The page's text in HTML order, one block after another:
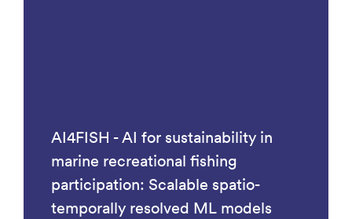
AI4FISH - AI for sustainability in
marine recreational fishing
participation: Scalable spatio-
temporally resolved ML models